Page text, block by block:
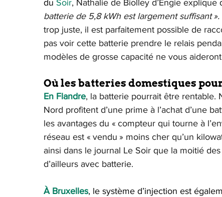
du Soir, Nathalie de Biolley d’Engie explique
batterie de 5,8 kWh est largement suffisant ».
trop juste, il est parfaitement possible de
pas voir cette batterie prendre le relais
modèles de grosse capacité ne vous
Où les batteries domestiques
En Flandre, la batterie pourrait être rentable.
Nord profitent d’une prime à l’achat d’une
les avantages du « compteur qui tourne à
réseau est « vendu » moins cher qu’un
ainsi dans le journal Le Soir que la moitié
d’ailleurs avec batterie.
À Bruxelles, le système d’injection est